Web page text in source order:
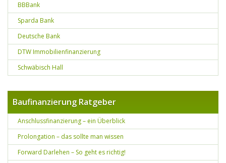
BBBank
Sparda Bank
Deutsche Bank
DTW Immobilienfinanzierung
Schwäbisch Hall
Baufinanzierung Ratgeber
Anschlussfinanzierung – ein Überblick
Prolongation – das sollte man wissen
Forward Darlehen – So geht es richtig!